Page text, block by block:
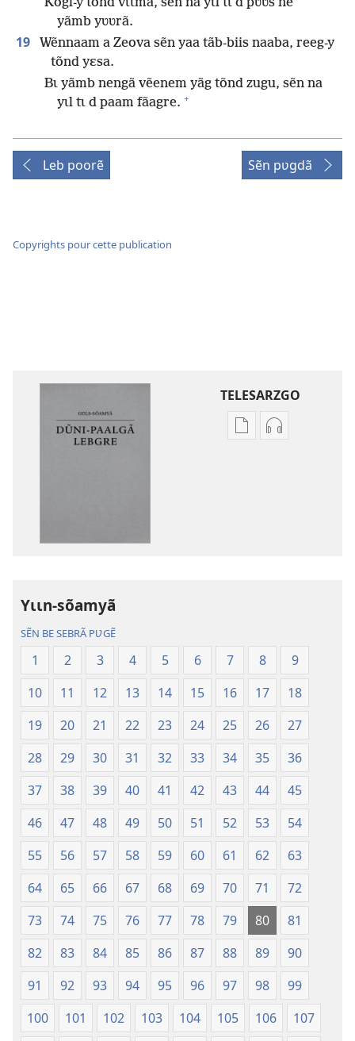
yãmb yʋʋrã.
19
Wẽnnaam a Zeova sẽn yaa tãb-biis naaba, reeg-y
tõnd yɛsa.
Bɩ yãmb nengã vẽenem yãg tõnd zugu, sẽn na
yɩl tɩ d paam fãagre. +
Leb poorẽ Sẽn pʋgdã
Copyrights pour cette publication
TELESARZGO
OptionsOptions
Yɩɩn-sõamyã
SẼN BE SEBRÃ PƲGẼ
1 2 3 4 5 6 7 8
9
10
11 12 13 14 15 16 17
18
19
20 21 22 23 24 25 26
27
28
29 30 31 32 33 34 35
36
37
38 39 40 41 42 43 44
45
46
47 48 49 50 51 52 53
54
55
56 57 58 59 60 61 62
63
64
65 66 67 68 69 70 71
72
73
74 75 76 77 78 79 80
81
82
83 84 85 86 87 88 89
90
91
92 93 94 95 96 97 98
99
100
101 102 103 104 105 106
107